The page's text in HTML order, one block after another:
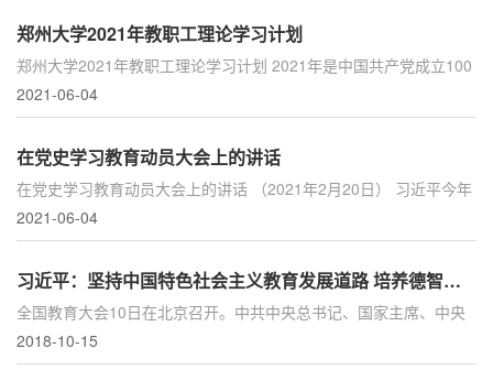
郑州大学2021年教职工理论学习计划
郑州大学2021年教职工理论学习计划 2021年是中国共产党成立100
周年，是“十四五”规划开局之年、全面建设社会主义现代化国家新征
程的开启之年，也...
2021-06-04
在党史学习教育动员大会上的讲话
在党史学习教育动员大会上的讲话 （2021年2月20日） 习近平今年
是中国共产党成立一百周年。在全党开展党史学习教育，是党中央
立足党的百年历史新起...
2021-06-04
习近平：坚持中国特色社会主义教育发展道路 培养德智体美劳全面发展的社会主义建设者和接班人
全国教育大会10日在北京召开。中共中央总书记、国家主席、中央
军委主席习近平出席会议并发表重要讲话。他强调，在党的坚强领
导下，全面贯彻党的教...
2018-10-15